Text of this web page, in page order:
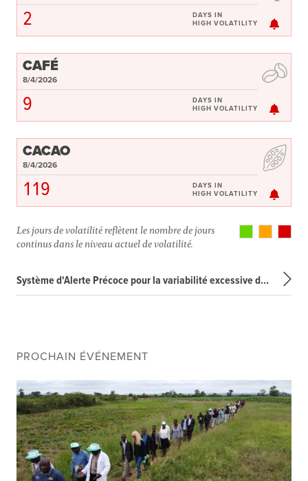
2
DAYS IN
HIGH VOLATILITY
CAFÉ
8/4/2026
9
DAYS IN
HIGH VOLATILITY
CACAO
8/4/2026
119
DAYS IN
HIGH VOLATILITY
Les jours de volatilité reflètent le nombre de jours
continus dans le niveau actuel de volatilité.
Système d'Alerte Précoce pour la variabilité excessive des prix
PROCHAIN ÉVÉNEMENT